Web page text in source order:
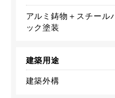
アルミ鋳物＋スチール
ック塗装
建築用途
建築外構